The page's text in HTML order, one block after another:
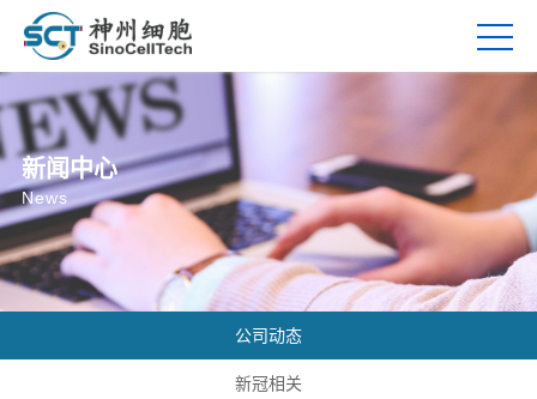
新闻中心
News
公司动态
新冠相关